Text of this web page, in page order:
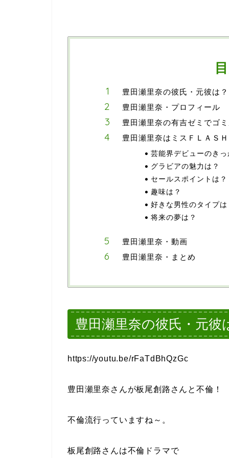
豊田瀬里奈の彼氏・元彼は？
豊田瀬里奈・プロフィール
豊田瀬里奈の有吉ゼミでゴ
豊田瀬里奈はミスＦＬＡＳ
芸能界デビューのき
グラビアの魅力は？
セールスポイントは？
趣味は？
好きな男性のタイプは
将来の夢は？
豊田瀬里奈・動画
豊田瀬里奈・まとめ
豊田瀬里奈の彼氏・元彼
https://youtu.be/rFaTdBhQzGc
豊田瀬里奈さんが板尾創路さんと不倫！
不倫流行っていますね～。
板尾創路さんは不倫ドラマで